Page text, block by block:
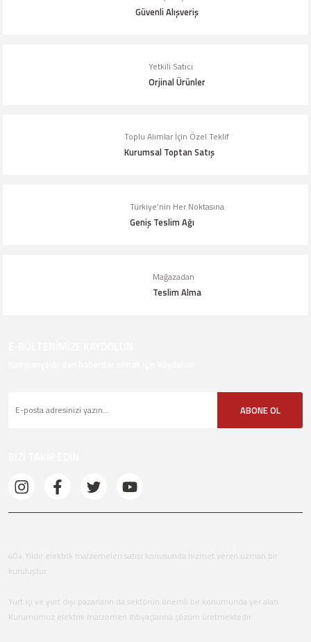
Ürün açıklamasında eksik bilgiler bulunuyor.
Bu ürüne benzer farklı alternatifler olmalı.
Güvenli Alışveriş
Yetkili Satıcı
Orjinal Ürünler
Toplu Alımlar İçin Özel Teklif
Kurumsal Toptan Satış
Türkiye’nin Her Noktasına
Geniş Teslim Ağı
Mağazadan
Teslim Alma
ABONE OL
40+ Yıldır elektrik malzemeleri satışı konusunda hizmet veren uzman bir
kuruluştur.
Yurt içi ve yurt dışı pazarların da sektörün önemli bir konumunda yer alan
Kurumumuz elektrik malzemeri ihtiyaçlarına çözüm üretmektedir.